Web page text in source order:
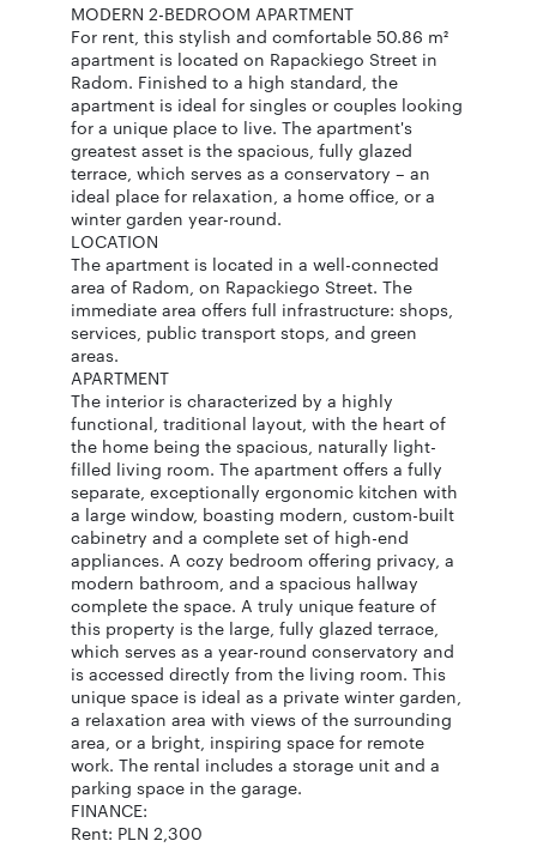
MODERN 2-BEDROOM APARTMENT
For rent, this stylish and comfortable 50.86 m²
apartment is located on Rapackiego Street in
Radom. Finished to a high standard, the
apartment is ideal for singles or couples looking
for a unique place to live. The apartment's
greatest asset is the spacious, fully glazed
terrace, which serves as a conservatory – an
ideal place for relaxation, a home office, or a
winter garden year-round.
LOCATION
The apartment is located in a well-connected
area of ​​Radom, on Rapackiego Street. The
immediate area offers full infrastructure: shops,
services, public transport stops, and green
areas.
APARTMENT
The interior is characterized by a highly
functional, traditional layout, with the heart of
the home being the spacious, naturally light-
filled living room. The apartment offers a fully
separate, exceptionally ergonomic kitchen with
a large window, boasting modern, custom-built
cabinetry and a complete set of high-end
appliances. A cozy bedroom offering privacy, a
modern bathroom, and a spacious hallway
complete the space. A truly unique feature of
this property is the large, fully glazed terrace,
which serves as a year-round conservatory and
is accessed directly from the living room. This
unique space is ideal as a private winter garden,
a relaxation area with views of the surrounding
area, or a bright, inspiring space for remote
work. The rental includes a storage unit and a
parking space in the garage.
FINANCE:
Rent: PLN 2,300